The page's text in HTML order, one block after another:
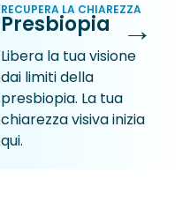
RECUPERA LA CHIAREZZA
Presbiopia →
Libera la tua visione
dai limiti della
presbiopia. La tua
chiarezza visiva inizia
qui.